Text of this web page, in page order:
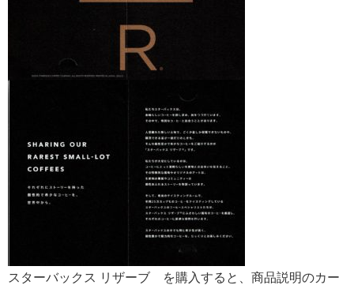
スターバックス リザーブ®を購入すると、商品説明のカー